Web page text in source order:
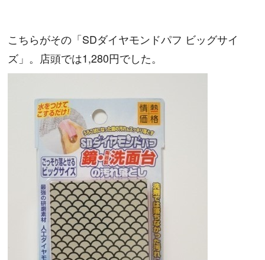
こちらがその「SDダイヤモンドパフ ビッグサイ
ズ」。店頭では1,280円でした。